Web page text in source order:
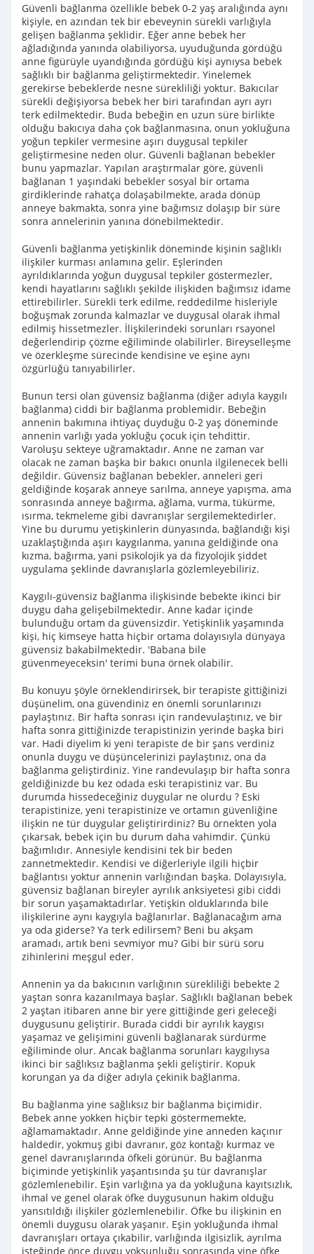
Güvenli bağlanma özellikle bebek 0-2 yaş aralığında aynı
kişiyle, en azından tek bir ebeveynin sürekli varlığıyla
gelişen bağlanma şeklidir. Eğer anne bebek her
ağladığında yanında olabiliyorsa, uyuduğunda gördüğü
anne figürüyle uyandığında gördüğü kişi aynıysa bebek
sağlıklı bir bağlanma geliştirmektedir. Yinelemek
gerekirse bebeklerde nesne sürekliliği yoktur. Bakıcılar
sürekli değişiyorsa bebek her biri tarafından ayrı ayrı
terk edilmektedir. Buda bebeğin en uzun süre birlikte
olduğu bakıcıya daha çok bağlanmasına, onun yokluğuna
yoğun tepkiler vermesine aşırı duygusal tepkiler
geliştirmesine neden olur. Güvenli bağlanan bebekler
bunu yapmazlar. Yapılan araştırmalar göre, güvenli
bağlanan 1 yaşındaki bebekler sosyal bir ortama
girdiklerinde rahatça dolaşabilmekte, arada dönüp
anneye bakmakta, sonra yine bağımsız dolaşıp bir süre
sonra annelerinin yanına dönebilmektedir.
Güvenli bağlanma yetişkinlik döneminde kişinin sağlıklı
ilişkiler kurması anlamına gelir. Eşlerinden
ayrıldıklarında yoğun duygusal tepkiler göstermezler,
kendi hayatlarını sağlıklı şekilde ilişkiden bağımsız idame
ettirebilirler. Sürekli terk edilme, reddedilme hisleriyle
boğuşmak zorunda kalmazlar ve duygusal olarak ihmal
edilmiş hissetmezler. İlişkilerindeki sorunları rsayonel
değerlendirip çözme eğiliminde olabilirler. Bireyselleşme
ve özerkleşme sürecinde kendisine ve eşine aynı
özgürlüğü tanıyabilirler.
Bunun tersi olan güvensiz bağlanma (diğer adıyla kaygılı
bağlanma) ciddi bir bağlanma problemidir. Bebeğin
annenin bakımına ihtiyaç duyduğu 0-2 yaş döneminde
annenin varlığı yada yokluğu çocuk için tehdittir.
Varoluşu sekteye uğramaktadır. Anne ne zaman var
olacak ne zaman başka bir bakıcı onunla ilgilenecek belli
değildir. Güvensiz bağlanan bebekler, anneleri geri
geldiğinde koşarak anneye sarılma, anneye yapışma, ama
sonrasında anneye bağırma, ağlama, vurma, tükürme,
ısırma, tekmeleme gibi davranışlar sergilemektedirler.
Yine bu durumu yetişkinlerin dünyasında, bağlandığı kişi
uzaklaştığında aşırı kaygılanma, yanına geldiğinde ona
kızma, bağırma, yani psikolojik ya da fizyolojik şiddet
uygulama şeklinde davranışlarla gözlemleyebiliriz.
Kaygılı-güvensiz bağlanma ilişkisinde bebekte ikinci bir
duygu daha gelişebilmektedir. Anne kadar içinde
bulunduğu ortam da güvensizdir. Yetişkinlik yaşamında
kişi, hiç kimseye hatta hiçbir ortama dolayısıyla dünyaya
güvensiz bakabilmektedir. 'Babana bile
güvenmeyeceksin' terimi buna örnek olabilir.
Bu konuyu şöyle örneklendirirsek, bir terapiste gittiğinizi
düşünelim, ona güvendiniz en önemli sorunlarınızı
paylaştınız. Bir hafta sonrası için randevulaştınız, ve bir
hafta sonra gittiğinizde terapistinizin yerinde başka biri
var. Hadi diyelim ki yeni terapiste de bir şans verdiniz
onunla duygu ve düşüncelerinizi paylaştınız, ona da
bağlanma geliştirdiniz. Yine randevulaşıp bir hafta sonra
geldiğinizde bu kez odada eski terapistiniz var. Bu
durumda hissedeceğiniz duygular ne olurdu ? Eski
terapistinize, yeni terapistinize ve ortamın güvenliğine
ilişkin ne tür duygular geliştirirdiniz? Bu örnekten yola
çıkarsak, bebek için bu durum daha vahimdir. Çünkü
bağımlıdır. Annesiyle kendisini tek bir beden
zannetmektedir. Kendisi ve diğerleriyle ilgili hiçbir
bağlantısı yoktur annenin varlığından başka. Dolayısıyla,
güvensiz bağlanan bireyler ayrılık anksiyetesi gibi ciddi
bir sorun yaşamaktadırlar. Yetişkin olduklarında bile
ilişkilerine aynı kaygıyla bağlanırlar. Bağlanacağım ama
ya oda giderse? Ya terk edilirsem? Beni bu akşam
aramadı, artık beni sevmiyor mu? Gibi bir sürü soru
zihinlerini meşgul eder.
Annenin ya da bakıcının varlığının sürekliliği bebekte 2
yaştan sonra kazanılmaya başlar. Sağlıklı bağlanan bebek
2 yaştan itibaren anne bir yere gittiğinde geri geleceği
duygusunu geliştirir. Burada ciddi bir ayrılık kaygısı
yaşamaz ve gelişimini güvenli bağlanarak sürdürme
eğiliminde olur. Ancak bağlanma sorunları kaygılıysa
ikinci bir sağlıksız bağlanma şekli geliştirir. Kopuk
korungan ya da diğer adıyla çekinik bağlanma.
Bu bağlanma yine sağlıksız bir bağlanma biçimidir.
Bebek anne yokken hiçbir tepki göstermemekte,
ağlamamaktadır. Anne geldiğinde yine anneden kaçınır
haldedir, yokmuş gibi davranır, göz kontağı kurmaz ve
genel davranışlarında öfkeli görünür. Bu bağlanma
biçiminde yetişkinlik yaşantısında şu tür davranışlar
gözlemlenebilir. Eşin varlığına ya da yokluğuna kayıtsızlık,
ihmal ve genel olarak öfke duygusunun hakim olduğu
yansıtıldığı ilişkiler gözlemlenebilir. Öfke bu ilişkinin en
önemli duygusu olarak yaşanır. Eşin yokluğunda ihmal
davranışları ortaya çıkabilir, varlığında ilgisizlik, ayrılma
isteğinde önce duygu yoksunluğu sonrasında yine öfke